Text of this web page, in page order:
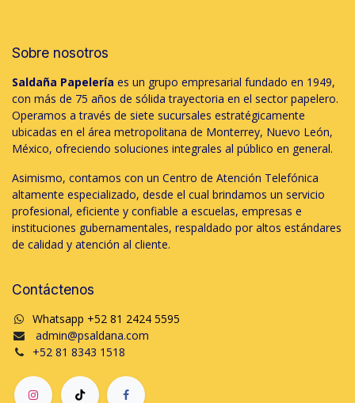
Sobre nosotros
Saldaña Papelería es un grupo empresarial fundado en 1949,
con más de 75 años de sólida trayectoria en el sector papelero.
Operamos a través de siete sucursales estratégicamente
ubicadas en el área metropolitana de Monterrey, Nuevo León,
México, ofreciendo soluciones integrales al público en general.
Asimismo, contamos con un Centro de Atención Telefónica
altamente especializado, desde el cual brindamos un servicio
profesional, eficiente y confiable a escuelas, empresas e
instituciones gubernamentales, respaldado por altos estándares
de calidad y atención al cliente.
Contáctenos
Whatsapp +52 81 2424 5595
admin@psaldana.com
+52 81 8343 1518